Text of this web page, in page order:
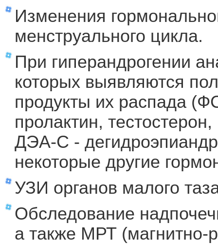
Изменения
менструального цикла.
При гиперандрогении
которых выявляются
продукты их распада
пролактин,
ДЭА-С -
некоторые другие
УЗИ органов малого
Обследование
а также МРТ (магнитно-